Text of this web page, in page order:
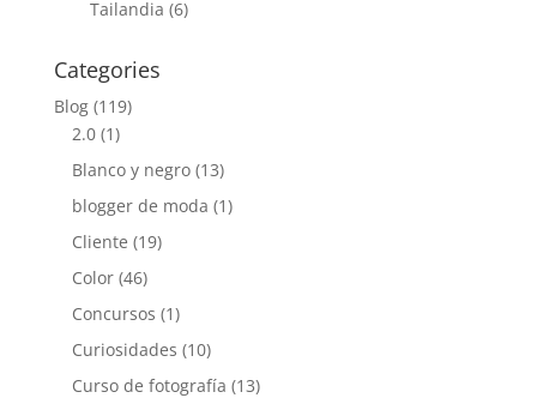
Tailandia (6)
Categories
Blog(119)
2.0(1)
Blanco y negro(13)
blogger de moda (1)
Cliente (19)
Color(46)
Concursos (1)
Curiosidades (10)
Curso de fotografía (13)